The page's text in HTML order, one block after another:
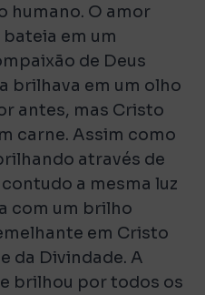
humano. O amor
em um
de Deus
brilhava em um olho
antes, mas Cristo
carne. Assim como
através de
a mesma luz
com um brilho
em Cristo
da Divindade. A
brilhou por todos os